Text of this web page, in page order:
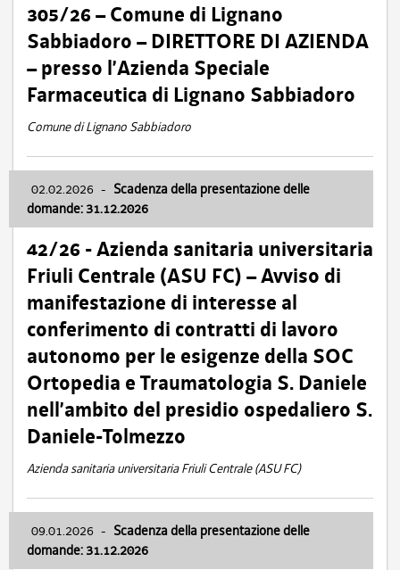
305/26 – Comune di Lignano
Sabbiadoro – DIRETTORE DI AZIENDA
– presso l’Azienda Speciale
Farmaceutica di Lignano Sabbiadoro
Comune di Lignano Sabbiadoro
02.02.2026 - Scadenza della presentazione delle
domande: 31.12.2026
42/26 - Azienda sanitaria universitaria
Friuli Centrale (ASU FC) – Avviso di
manifestazione di interesse al
conferimento di contratti di lavoro
autonomo per le esigenze della SOC
Ortopedia e Traumatologia S. Daniele
nell’ambito del presidio ospedaliero S.
Daniele-Tolmezzo
Azienda sanitaria universitaria Friuli Centrale (ASU FC)
09.01.2026 - Scadenza della presentazione delle
domande: 31.12.2026